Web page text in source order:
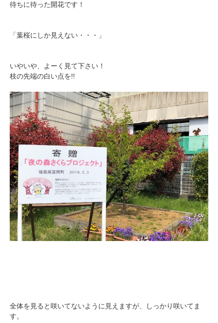
待ちに待った開花です！
「葉桜にしか見えない・・・」
いやいや、よーく見て下さい！
枝の先端の白い点を!!
全体を見ると咲いてないように見えますが、しっかり咲いてま
す。